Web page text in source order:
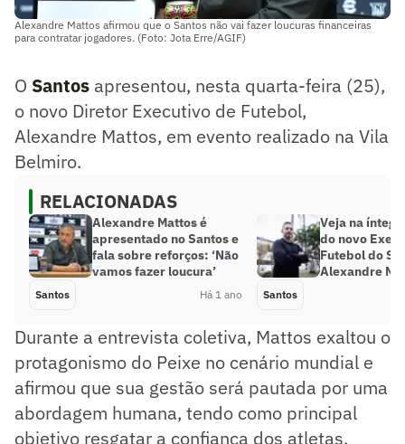
Alexandre Mattos afirmou que o Santos não vai fazer loucuras financeiras
para contratar jogadores. (Foto: Jota Erre/AGIF)
O Santos apresentou, nesta quarta-feira (25),
o novo Diretor Executivo de Futebol,
Alexandre Mattos, em evento realizado na Vila
Belmiro.
RELACIONADAS
Alexandre Mattos é
apresentado no Santos e
fala sobre reforços: ‘Não
vamos fazer loucura’
Santos Há 1 ano
Veja na
do novo
Futebol do
Alexandre
Santos
Durante a entrevista coletiva, Mattos exaltou o
protagonismo do Peixe no cenário mundial e
afirmou que sua gestão será pautada por uma
abordagem humana, tendo como principal
objetivo resgatar a confiança dos atletas.